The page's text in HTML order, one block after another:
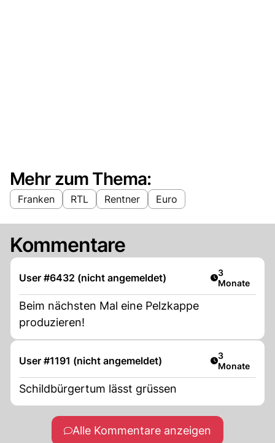
Mehr zum Thema:
Franken RTL Rentner Euro
Kommentare
User #6432 (nicht angemeldet) Artikel
3
Monate
Beim nächsten Mal eine Pelzkappe
produzieren!
User #1191 (nicht angemeldet) Artikel
3
Monate
Schildbürgertum lässt grüssen
Alle Kommentare anzeigen